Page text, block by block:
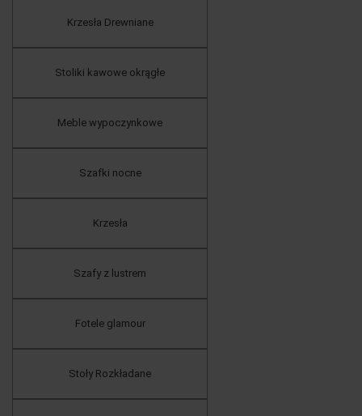
Krzesła Drewniane
Stoliki kawowe okrągłe
Meble wypoczynkowe
Szafki nocne
Krzesła
Szafy z lustrem
Fotele glamour
Stoły Rozkładane